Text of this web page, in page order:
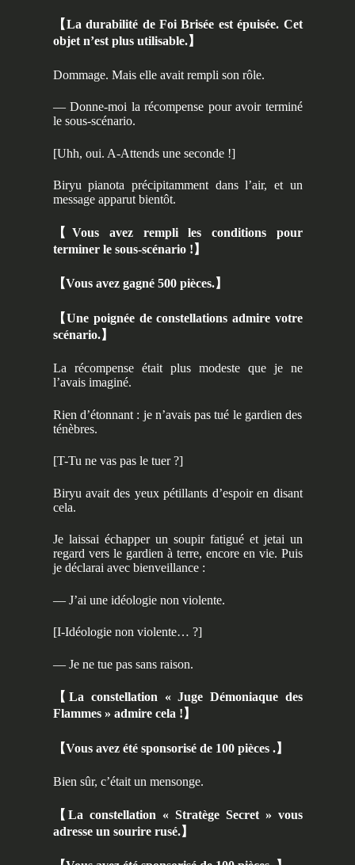
【La durabilité de Foi Brisée est épuisée. Cet
objet n’est plus utilisable.】
Dommage. Mais elle avait rempli son rôle.
— Donne-moi la récompense pour avoir terminé
le sous-scénario.
[Uhh, oui. A-Attends une seconde !]
Biryu pianota précipitamment dans l’air, et un
message apparut bientôt.
【Vous avez rempli les conditions pour
terminer le sous-scénario ! 】
【Vous avez gagné 500 pièces.】
【Une poignée de constellations admire votre
scénario.】
La récompense était plus modeste que je ne
l’avais imaginé.
Rien d’étonnant : je n’avais pas tué le gardien des
ténèbres.
[T-Tu ne vas pas le tuer ?]
Biryu avait des yeux pétillants d’espoir en disant
cela.
Je laissai échapper un soupir fatigué et jetai un
regard vers le gardien à terre, encore en vie. Puis
je déclarai avec bienveillance :
— J’ai une idéologie non violente.
[I-Idéologie non violente… ?]
— Je ne tue pas sans raison.
【La constellation « Juge Démoniaque des
Flammes » admire cela ! 】
【Vous avez été sponsorisé de 100 pièces .】
Bien sûr, c’était un mensonge.
【La constellation « Stratège Secret » vous
adresse un sourire rusé.】